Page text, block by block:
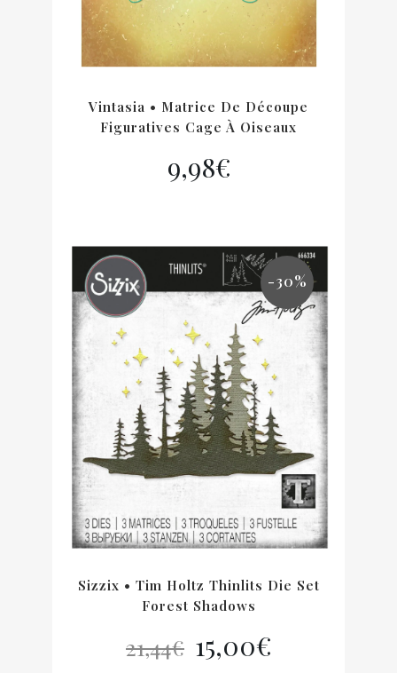
Vintasia • Matrice De Découpe
Figuratives Cage À Oiseaux
9,98€
-30%
Sizzix • Tim Holtz Thinlits Die Set
Forest Shadows
21,44€ Le
15,00€